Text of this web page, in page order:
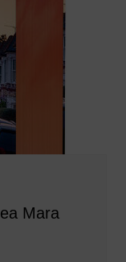
Mara